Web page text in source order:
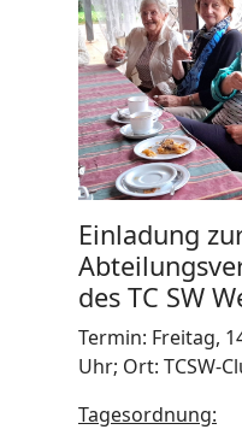
Einladung
des TC SW
Termin: Freitag,
Uhr; Ort: TCSW-
Tagesordnung: